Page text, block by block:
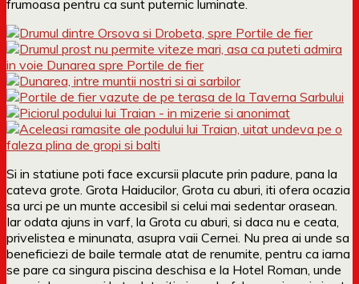
frumoasa pentru ca sunt puternic luminate.
Si in statiune poti face excursii placute prin padure, pana la
cateva grote. Grota Haiducilor, Grota cu aburi, iti ofera ocazia
sa urci pe un munte accesibil si celui mai sedentar orasean.
Iar odata ajuns in varf, la Grota cu aburi, si daca nu e ceata,
privelistea e minunata, asupra vaii Cernei. Nu prea ai unde sa
beneficiezi de baile termale atat de renumite, pentru ca iarna
se pare ca singura piscina deschisa e la Hotel Roman, unde